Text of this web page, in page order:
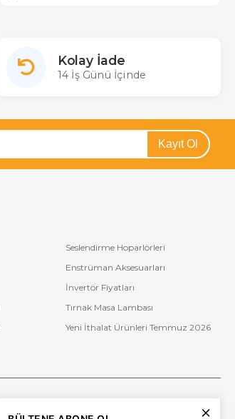
Kolay İade
14 İş Günü İçinde
Kayıt Ol
Seslendirme Hoparlörleri
Enstrüman Aksesuarları
İnvertör Fiyatları
Tırnak Masa Lambası
Yeni İthalat Ürünleri Temmuz 2026